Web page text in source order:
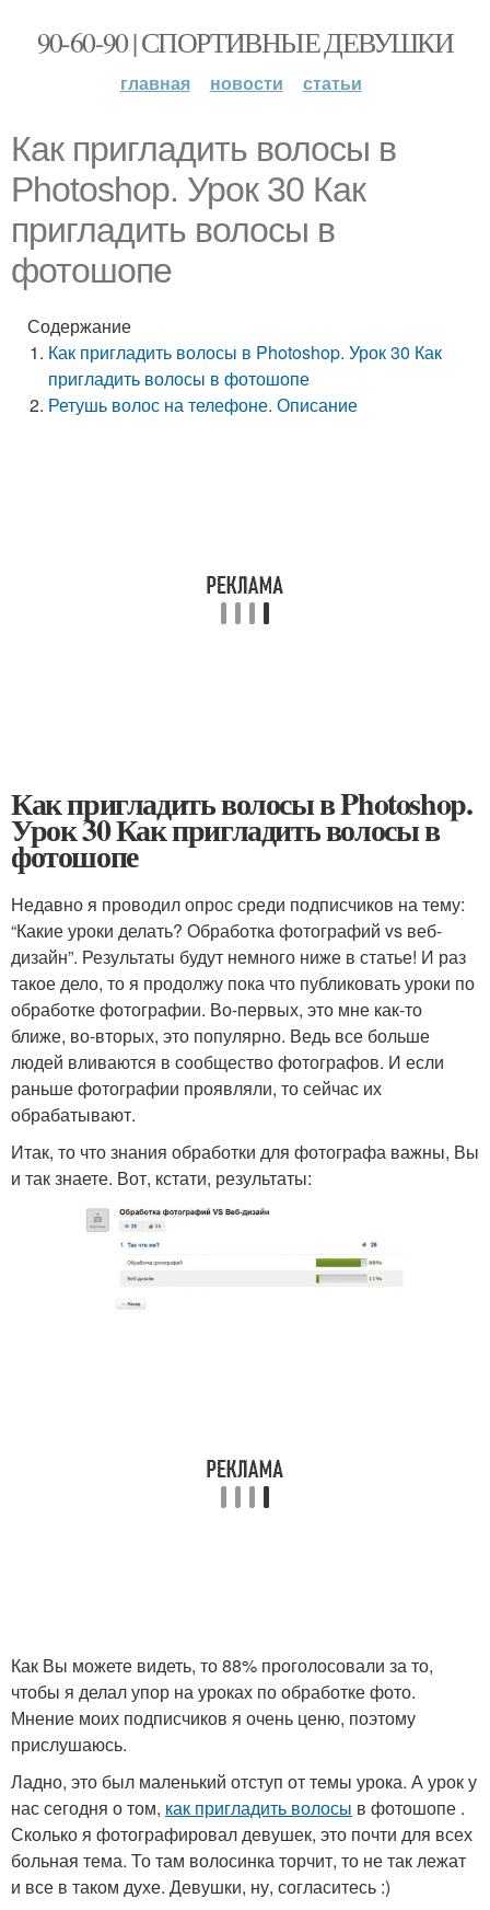
90-60-90 | СПОРТИВНЫЕ ДЕВУШКИ
главная новости статьи
Как пригладить волосы в
Photoshop. Урок 30 Как
пригладить волосы в
фотошопе
Содержание
Как пригладить волосы в Photoshop. Урок 30 Как
пригладить волосы в фотошопе
Ретушь волос на телефоне. Описание
Как пригладить волосы в Photoshop.
Урок 30 Как пригладить волосы в
фотошопе
Недавно я проводил опрос среди подписчиков на тему:
“Какие уроки делать? Обработка фотографий vs веб-
дизайн”. Результаты будут немного ниже в статье! И раз
такое дело, то я продолжу пока что публиковать уроки по
обработке фотографии. Во-первых, это мне как-то
ближе, во-вторых, это популярно. Ведь все больше
людей вливаются в сообщество фотографов. И если
раньше фотографии проявляли, то сейчас их
обрабатывают.
Итак, то что знания обработки для фотографа важны, Вы
и так знаете. Вот, кстати, результаты:
Как Вы можете видеть, то 88% проголосовали за то,
чтобы я делал упор на уроках по обработке фото.
Мнение моих подписчиков я очень ценю, поэтому
прислушаюсь.
Ладно, это был маленький отступ от темы урока. А урок у
нас сегодня о том, как пригладить волосы в фотошопе .
Сколько я фотографировал девушек, это почти для всех
больная тема. То там волосинка торчит, то не так лежат
и все в таком духе. Девушки, ну, согласитесь :)